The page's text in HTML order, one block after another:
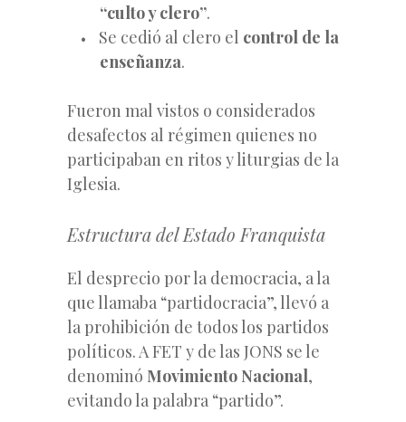
“culto y clero”.
Se cedió al clero el control de la
enseñanza.
Fueron mal vistos o considerados
desafectos al régimen quienes no
participaban en ritos y liturgias de la
Iglesia.
Estructura del Estado Franquista
El desprecio por la democracia, a la
que llamaba “partidocracia”, llevó a
la prohibición de todos los partidos
políticos. A FET y de las JONS se le
denominó Movimiento Nacional,
evitando la palabra “partido”.